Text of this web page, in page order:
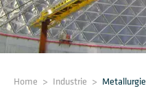
Home > Industrie > Metallurgie